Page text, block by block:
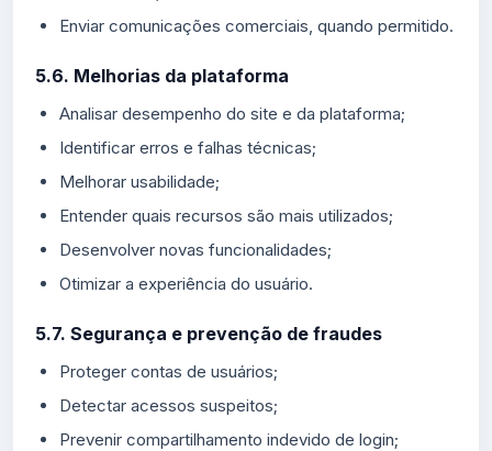
Enviar comunicações comerciais, quando permitido.
5.6. Melhorias da plataforma
Analisar desempenho do site e da plataforma;
Identificar erros e falhas técnicas;
Melhorar usabilidade;
Entender quais recursos são mais utilizados;
Desenvolver novas funcionalidades;
Otimizar a experiência do usuário.
5.7. Segurança e prevenção de fraudes
Proteger contas de usuários;
Detectar acessos suspeitos;
Prevenir compartilhamento indevido de login;